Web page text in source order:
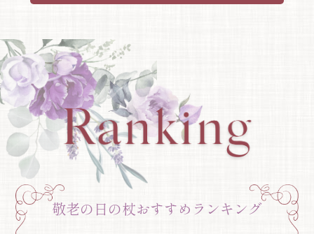
敬老の日の杖おすすめランキング